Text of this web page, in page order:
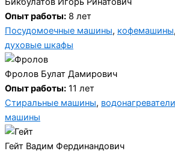
Опыт работы: 8 лет
Посудомоечные машины, кофемашины,
духовые шкафы
Фролов Булат Дамирович
Опыт работы: 11 лет
Стиральные машины, водонагреватели
машины
Гейт Вадим Фердинандович